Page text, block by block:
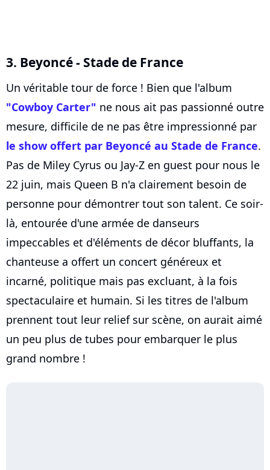
3. Beyoncé - Stade de France
Un véritable tour de force ! Bien que l'album
"Cowboy Carter" ne nous ait pas passionné outre
mesure, difficile de ne pas être impressionné par
le show offert par Beyoncé au Stade de France.
Pas de Miley Cyrus ou Jay-Z en guest pour nous le
22 juin, mais Queen B n'a clairement besoin de
personne pour démontrer tout son talent. Ce soir-
là, entourée d'une armée de danseurs
impeccables et d'éléments de décor bluffants, la
chanteuse a offert un concert généreux et
incarné, politique mais pas excluant, à la fois
spectaculaire et humain. Si les titres de l'album
prennent tout leur relief sur scène, on aurait aimé
un peu plus de tubes pour embarquer le plus
grand nombre !